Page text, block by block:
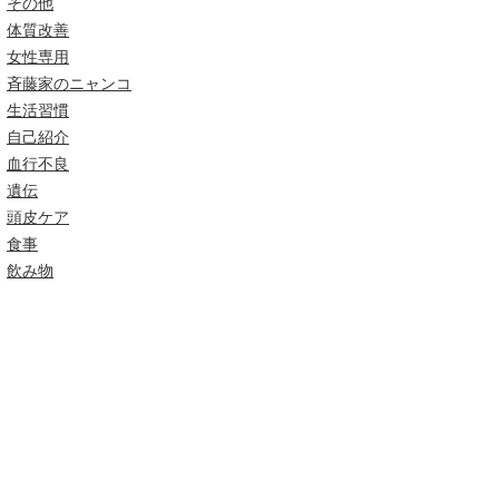
体質改善
女性専用
斉藤家のニャンコ
生活習慣
自己紹介
血行不良
遺伝
頭皮ケア
食事
飲み物